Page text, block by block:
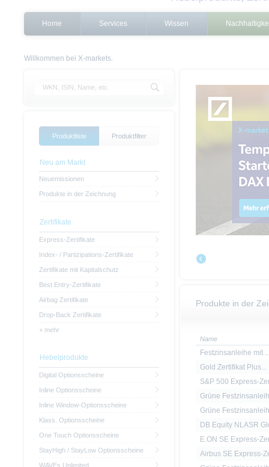
Home Services Wissen
Willkommen bei X-markets.
Produkte in der
Name
Festzinsanleihe mit
Gold Zertifikat Plus...
S&P 500 Express-
Grüne
Grüne
DB Equity NLASR
E.ON SE Express-
Airbus SE Express-
Produktliste Produktfilter
Neu am Markt
Neuemissionen
Produkte in der Zeichnung
Zertifikate
Express-Zertifikate
Index- / Partizipations-Zertifikate
Zertifikate mit Kapitalschutz
Best Entry-Zertifikate
Airbag Zertifikate
Drop-Back Zertifikate
+ mehr
Hebelprodukte
Digital Optionsscheine
Inline Optionsscheine
Inline Window-Optionsscheine
Klass. Optionsscheine
One Touch Optionsscheine
StayHigh / StayLow Optionsscheine
WAVEs Unlimited